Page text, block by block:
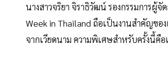
นางสาวจริยา จิราธิวัฒน์ รองกรรมการผู้
Week in Thailand ถือเป็นงานสำคัญข
จากเวียดนาม ความพิเศษสำหรับครั้งนี้คื